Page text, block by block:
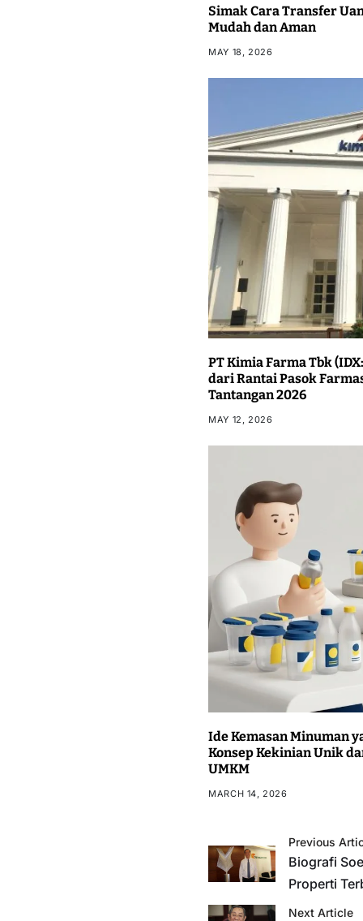
Simak Cara Transfer
Mudah dan Aman
MAY 18, 2026
PT Kimia Farma Tbk
dari Rantai Pasok
Tantangan 2026
MAY 12, 2026
Ide Kemasan Minuman
Konsep Kekinian Unik
UMKM
MARCH 14, 2026
Previous
Biografi
Properti
Next Article